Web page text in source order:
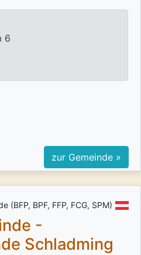
6
zur Gemeinde »
(BFP, BPF, FFP, FCG, SPM)
-
Schladming